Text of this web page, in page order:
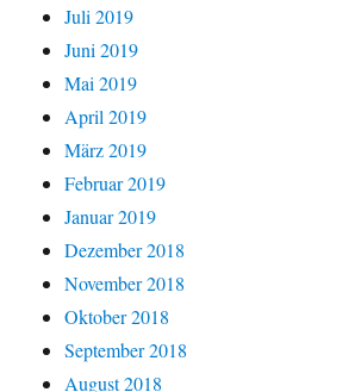
Juli 2019
Juni 2019
Mai 2019
April 2019
März 2019
Februar 2019
Januar 2019
Dezember 2018
November 2018
Oktober 2018
September 2018
August 2018